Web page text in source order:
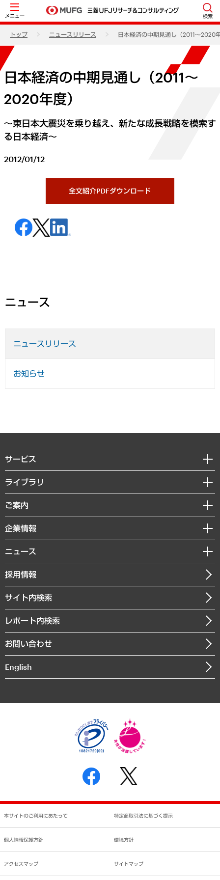
メニュー 検索
トップ ニュースリリース 日本経済の中期見通し（2011～2020
日本経済の中期見通し（2011～
2020年度）
～東日本大震災を乗り越え、新たな成長戦略を模索す
る日本経済～
2012/01/12
全文紹介PDFダウンロード
ニュース
ニュースリリース
お知らせ
サービス
経営戦略
組織・人事戦略
デジタルイノベーション
共生・ダイバーシティ
GRC（ガバナンス・リスク・コンプライアンス）・防災（政策）
経済・産業・雇用・労働
まちづくり・観光・交通・スポーツ・スマートシティ
自然資源・農林水産業・食料システム
ライブラリ
経済調査
レポート
コラム
経営用語集
受託・受注実績（官公庁関連）
メディア掲載・出演
ご案内
セミナー・イベント情報
MUFGビジネスセミナー
受託案件情報
企業情報
私たちの想い
社長メッセージ
会社概要
沿革
組織図・本部部室紹介
インドネシア現地法人
個人情報保護方針
反社会的勢力に対する基本方針
書面による個人情報の開示等の請求の手続きについて
ニュース
ニュースリリース
お知らせ
採用情報
サイト内検索
レポート内検索
お問い合わせ
English
本サイトのご利用にあたって 特定商取引法に基づく提示
個人情報保護方針 環境方針
アクセスマップ サイトマップ